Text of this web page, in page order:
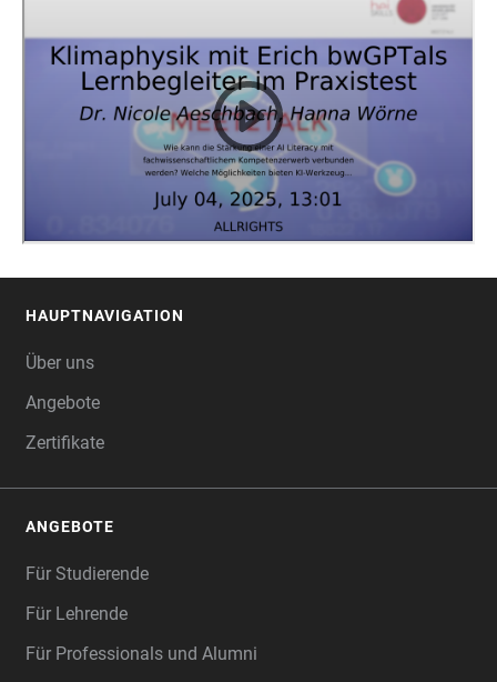
HAUPTNAVIGATION
Über uns
Angebote
Zertifikate
ANGEBOTE
Für Studierende
Für Lehrende
Für Professionals und Alumni